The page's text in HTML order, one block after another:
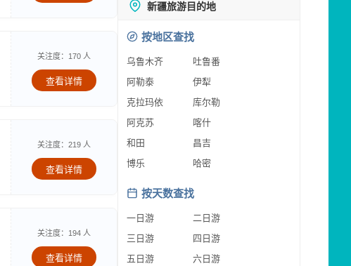
关注度：170 人
查看详情
关注度：219 人
查看详情
关注度：194 人
查看详情
新疆旅游目的地
按地区查找
乌鲁木齐
吐鲁番
阿勒泰
伊犁
克拉玛依
库尔勒
阿克苏
喀什
和田
昌吉
博乐
哈密
按天数查找
一日游
二日游
三日游
四日游
五日游
六日游